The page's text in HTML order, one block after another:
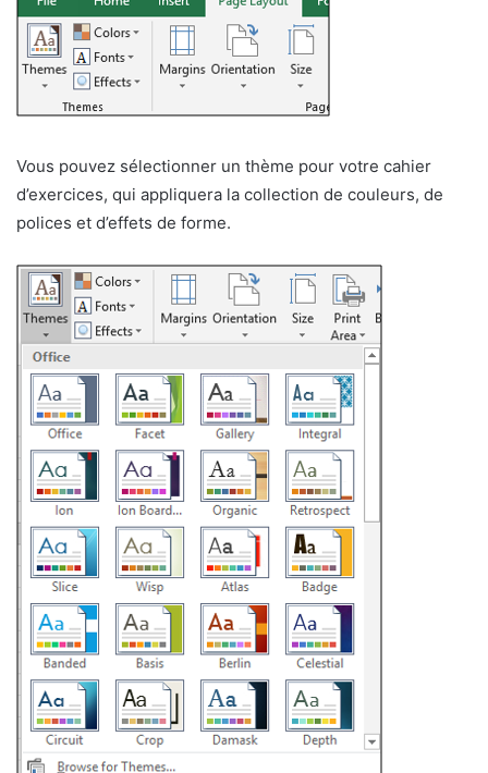
Vous pouvez sélectionner un thème pour votre cahier
d’exercices, qui appliquera la collection de couleurs, de
polices et d’effets de forme.